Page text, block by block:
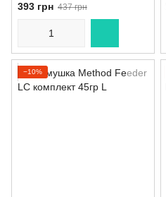
393 грн 437 грн
−10%